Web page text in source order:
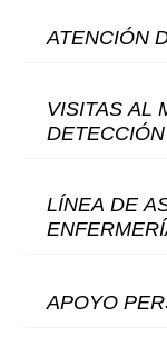
ATENCIÓN
VISITAS AL
DETECCIÓN
LÍNEA DE
APOYO